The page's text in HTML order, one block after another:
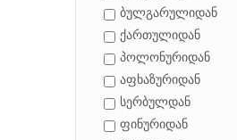
ბულგარულიდან
ქართულიდან
პოლონურიდან
აფხაზურიდან
სერბულდან
ფინურიდან